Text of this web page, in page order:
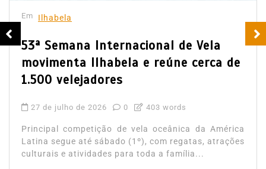
Em Ilhabela
53ª Semana Internacional de Vela
movimenta Ilhabela e reúne cerca de
1.500 velejadores
27 de julho de 2026 0 403 words
Principal competição de vela oceânica da América
Latina segue até sábado (1º), com regatas, atrações
culturais e atividades para toda a família...